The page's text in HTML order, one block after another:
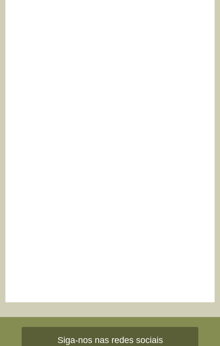
Siga-nos nas redes sociais